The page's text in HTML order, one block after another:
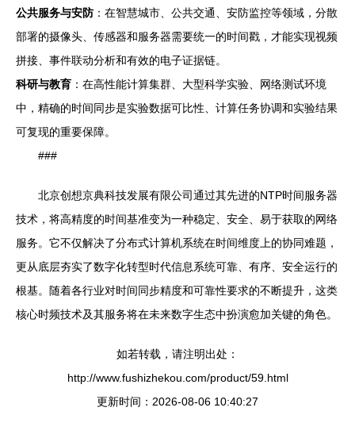
公共服务与安防：在智慧城市、公共交通、安防监控等领域，分散
部署的摄像头、传感器和服务器需要统一的时间戳，才能实现视频
拼接、事件联动分析和有效的电子证据链。
科研与教育 ：在高性能计算集群、大型科学实验、网络测试环境
中，精确的时间同步是实验数据可比性、计算任务协调和实验结果
可复现的重要保障。
###
北京创想京典科技发展有限公司通过其先进的NTP时间服务器
技术，将高精度的时间基准变为一种稳定、安全、易于获取的网络
服务。它不仅解决了分布式计算机系统在时间维度上的协同难题，
更从底层夯实了数字化转型时代信息系统可靠、有序、安全运行的
根基。随着各行业对时间同步精度和可靠性要求的不断提升，这类
核心时频技术及其服务将在未来数字生态中扮演愈加关键的角色。
如若转载，请注明出处：
http://www.fushizhekou.com/product/59.html
更新时间：2026-08-06 10:40:27